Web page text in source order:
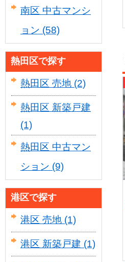
南区 中古マンシ
ョン (58)
熱田区で探す
熱田区 売地 (2)
熱田区 新築戸建
(1)
熱田区 中古マン
ション (9)
港区で探す
港区 売地 (1)
港区 新築戸建 (1)